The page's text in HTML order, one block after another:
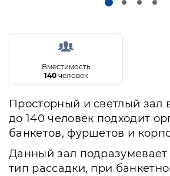
Вместимость
140человек
Просторный и светлый зал
до 140 человек подходит
банкетов, фуршетов и
Данный зал
тип рассадки, при